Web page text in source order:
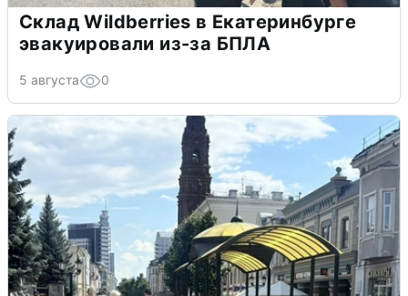
Склад Wildberries в Екатеринбурге
эвакуировали из-за БПЛА
5 августа 0